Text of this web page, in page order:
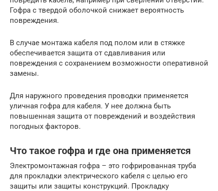
Гофра с твердой оболочкой снижает вероятность
повреждения.
В случае монтажа кабеля под полом или в стяжке
обеспечивается защита от сдавливания или
повреждения с сохранением возможности оперативной
замены.
Для наружного проведения проводки применяется
уличная гофра для кабеля. У нее должна быть
повышенная защита от повреждений и воздействия
погодных факторов.
Что такое гофра и где она применяется
Электромонтажная гофра – это гофрированная труба
для прокладки электрического кабеля с целью его
защиты или защиты конструкций. Прокладку